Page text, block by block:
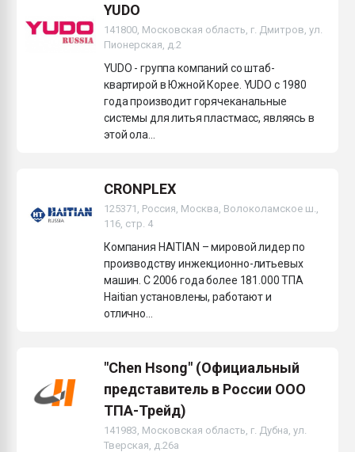
YUDO
141800, Московская область, г. Дмитров, ул.
Пионерская, д.2
YUDO - группа компаний со штаб-
квартирой в Южной Корее. YUDO c 1980
года производит горячеканальные
системы для литья пластмасс, являясь в
этой ола...
CRONPLEX
125371, Россия, Москва, Волоколамское ш.,
116, стр. 4
Компания HAITIAN – мировой лидер по
производству инжекционно-литьевых
машин. С 2006 года более 181.000 ТПА
Haitian установлены, работают и
отлично...
"Chen Hsong" (Официальный
представитель в России ООО
ТПА-Трейд)
141983, Московская область, г. Дубна, ул.
Тверская, д.26а